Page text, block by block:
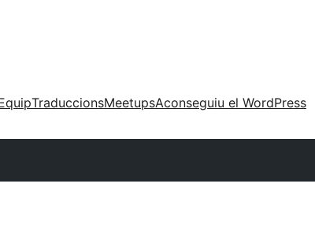
TraduccionsMeetupsAconseguiu el WordPress